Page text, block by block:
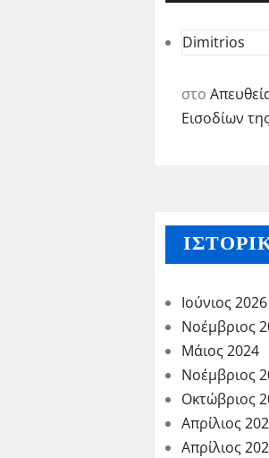
Dimitrios
στο
Εισοδίων
Ιούνιος 2026
Νοέμβριος
Μάιος 2024
Νοέμβριος
Οκτώβριος
Απρίλιος
Απρίλιος